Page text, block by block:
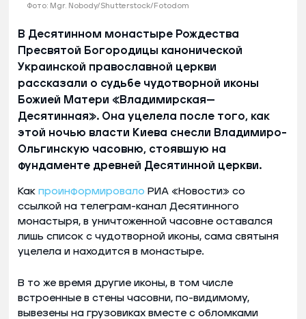
Фото: Mgr. Nobody/Shutterstock/Fotodom
В Десятинном монастыре Рождества
Пресвятой Богородицы канонической
Украинской православной церкви
рассказали о судьбе чудотворной иконы
Божией Матери «Владимирская—
Десятинная». Она уцелела после того, как
этой ночью власти Киева снесли Владимиро-
Ольгинскую часовню, стоявшую на
фундаменте древней Десятинной церкви.
Как проинформировало РИА «Новости» со
ссылкой на телеграм-канал Десятинного
монастыря, в уничтоженной часовне оставался
лишь список с чудотворной иконы, сама святыня
уцелела и находится в монастыре.
В то же время другие иконы, в том числе
встроенные в стены часовни, по-видимому,
вывезены на грузовиках вместе с обломками